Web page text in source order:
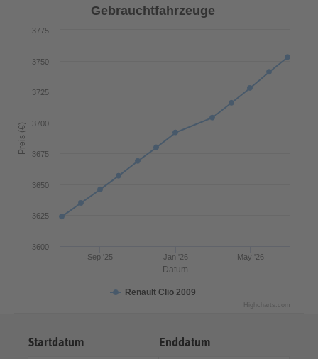
Datum
Preis (€)
Gebrauchtfahrzeuge
Renault Clio 2009
Jan '26
Sep '25 May '26
3600
3625
3650
3675
3700
3725
3750
3775
Highcharts.com
Startdatum Enddatum